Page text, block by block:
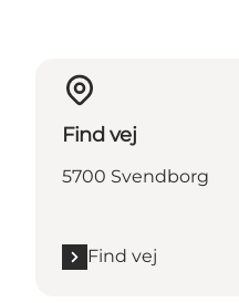
Find vej
5700 Svendborg
Find vej